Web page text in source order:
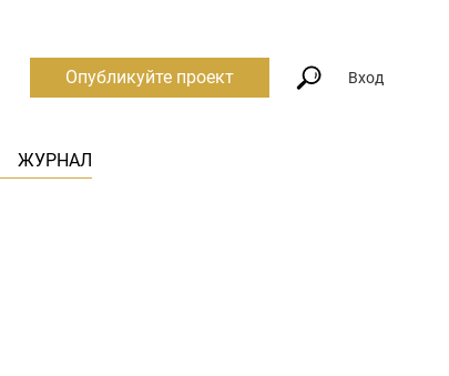
ЖУРНАЛ
Опубликуйте проект Вход